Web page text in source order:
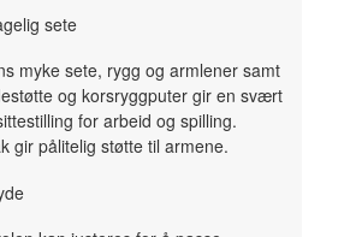
sete
myke sete, rygg og armlener samt
og korsryggputer gir en svært
for arbeid og spilling.
gir pålitelig støtte til armene.